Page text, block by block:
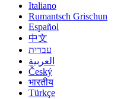
Italiano
Rumantsch Grischun
Español
中文
עברית
العربية
Český
भारतीय
Türkçe